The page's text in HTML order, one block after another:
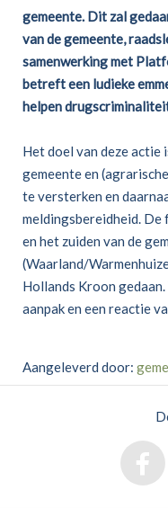
gemeente. Dit zal
van de gemeente,
samenwerking met
betreft een ludieke
helpen
Het doel van deze actie
gemeente en
te versterken en
meldingsbereidheid. De
en het zuiden van de
(Waarland/
Hollands Kroon
aanpak en een reactie
Aangeleverd door: